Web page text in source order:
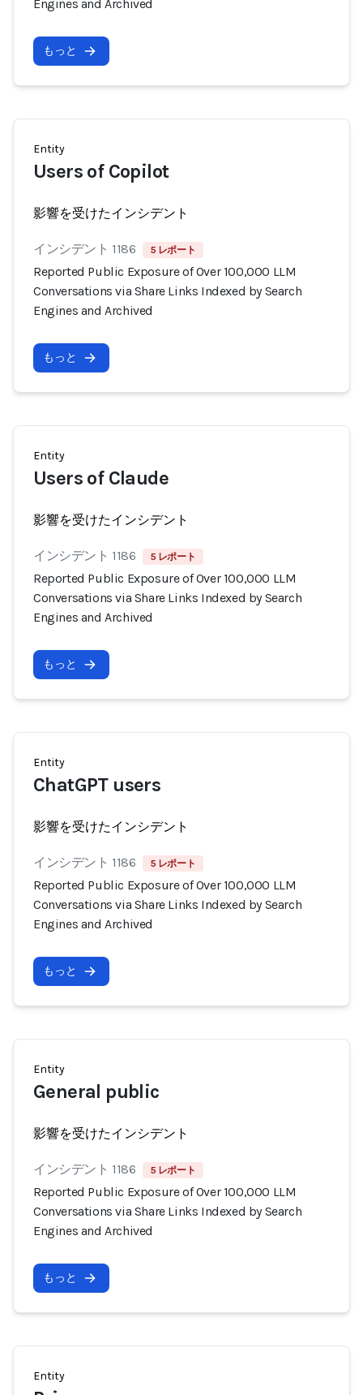
Engines and Archived
もっと
Entity
Users of Copilot
影響を受けたインシデント
インシデント 1186 5 レポート
Reported Public Exposure of Over 100,000 LLM
Conversations via Share Links Indexed by Search
Engines and Archived
もっと
Entity
Users of Claude
影響を受けたインシデント
インシデント 1186 5 レポート
Reported Public Exposure of Over 100,000 LLM
Conversations via Share Links Indexed by Search
Engines and Archived
もっと
Entity
ChatGPT users
影響を受けたインシデント
インシデント 1186 5 レポート
Reported Public Exposure of Over 100,000 LLM
Conversations via Share Links Indexed by Search
Engines and Archived
もっと
Entity
General public
影響を受けたインシデント
インシデント 1186 5 レポート
Reported Public Exposure of Over 100,000 LLM
Conversations via Share Links Indexed by Search
Engines and Archived
もっと
Entity